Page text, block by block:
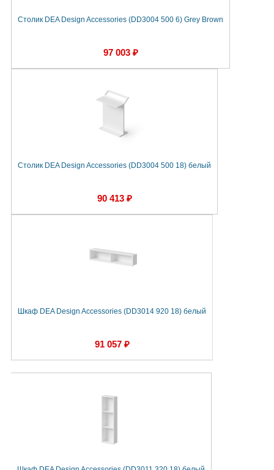
Столик DEA Design Accessories (DD3004 500 6) Grey Brown
97 003 ₽
Столик DEA Design Accessories (DD3004 500 18) белый
90 413 ₽
Шкаф DEA Design Accessories (DD3014 920 18) белый
91 057 ₽